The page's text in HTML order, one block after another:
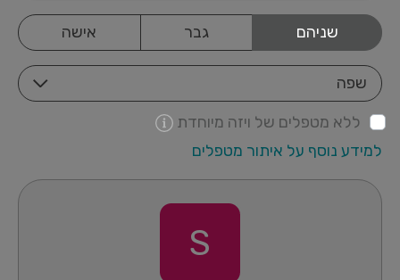
אישה גבר שניהם
שפה
ללא מטפלים של ויזה מיוחדת
למידע נוסף על איתור מטפלים
S